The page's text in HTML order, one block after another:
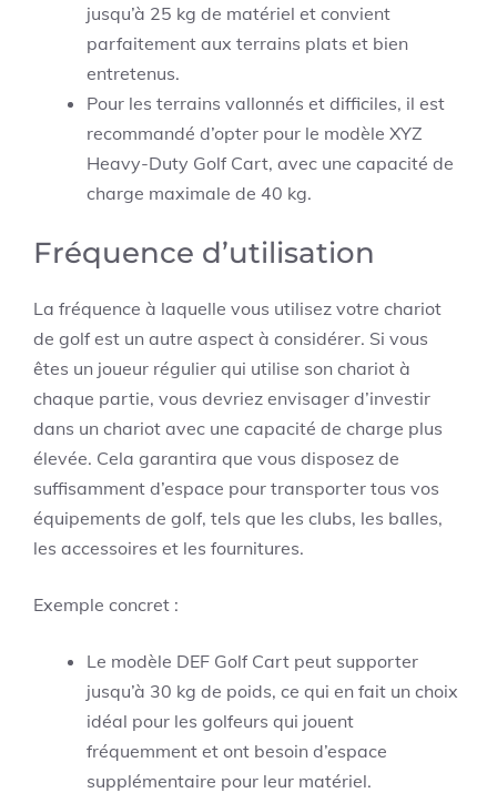
jusqu’à 25 kg de matériel et convient
parfaitement aux terrains plats et bien
entretenus.
Pour les terrains vallonnés et difficiles, il est
recommandé d’opter pour le modèle XYZ
Heavy-Duty Golf Cart, avec une capacité de
charge maximale de 40 kg.
Fréquence d’utilisation
La fréquence à laquelle vous utilisez votre chariot
de golf est un autre aspect à considérer. Si vous
êtes un joueur régulier qui utilise son chariot à
chaque partie, vous devriez envisager d’investir
dans un chariot avec une capacité de charge plus
élevée. Cela garantira que vous disposez de
suffisamment d’espace pour transporter tous vos
équipements de golf, tels que les clubs, les balles,
les accessoires et les fournitures.
Exemple concret :
Le modèle DEF Golf Cart peut supporter
jusqu’à 30 kg de poids, ce qui en fait un choix
idéal pour les golfeurs qui jouent
fréquemment et ont besoin d’espace
supplémentaire pour leur matériel.